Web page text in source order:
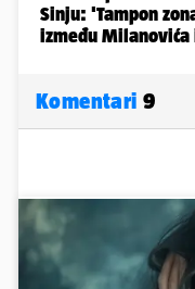
Komentari 9